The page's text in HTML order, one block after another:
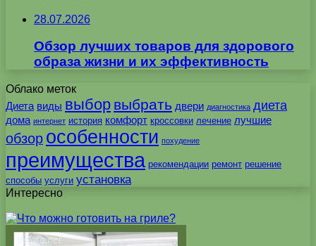
28.07.2026
Обзор лучших товаров для здорового
образа жизни и их эффективность
Облако меток
Диета виды выбор выбрать двери диагностика диета
дома интернет история комфорт кроссовки лечение лучшие
обзор особенности похудение
преимущества рекомендации ремонт решение
способы услуги установка
Интересно